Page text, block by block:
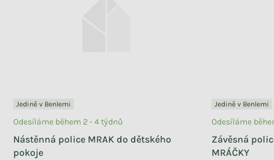
Jedině v Benlemi
Nástěnná police MRAK do dětského
pokoje
Odesíláme během 2 - 4 týdnů
Jedině v Benlemi
Závěsná
MRÁČKY
Odesíláme